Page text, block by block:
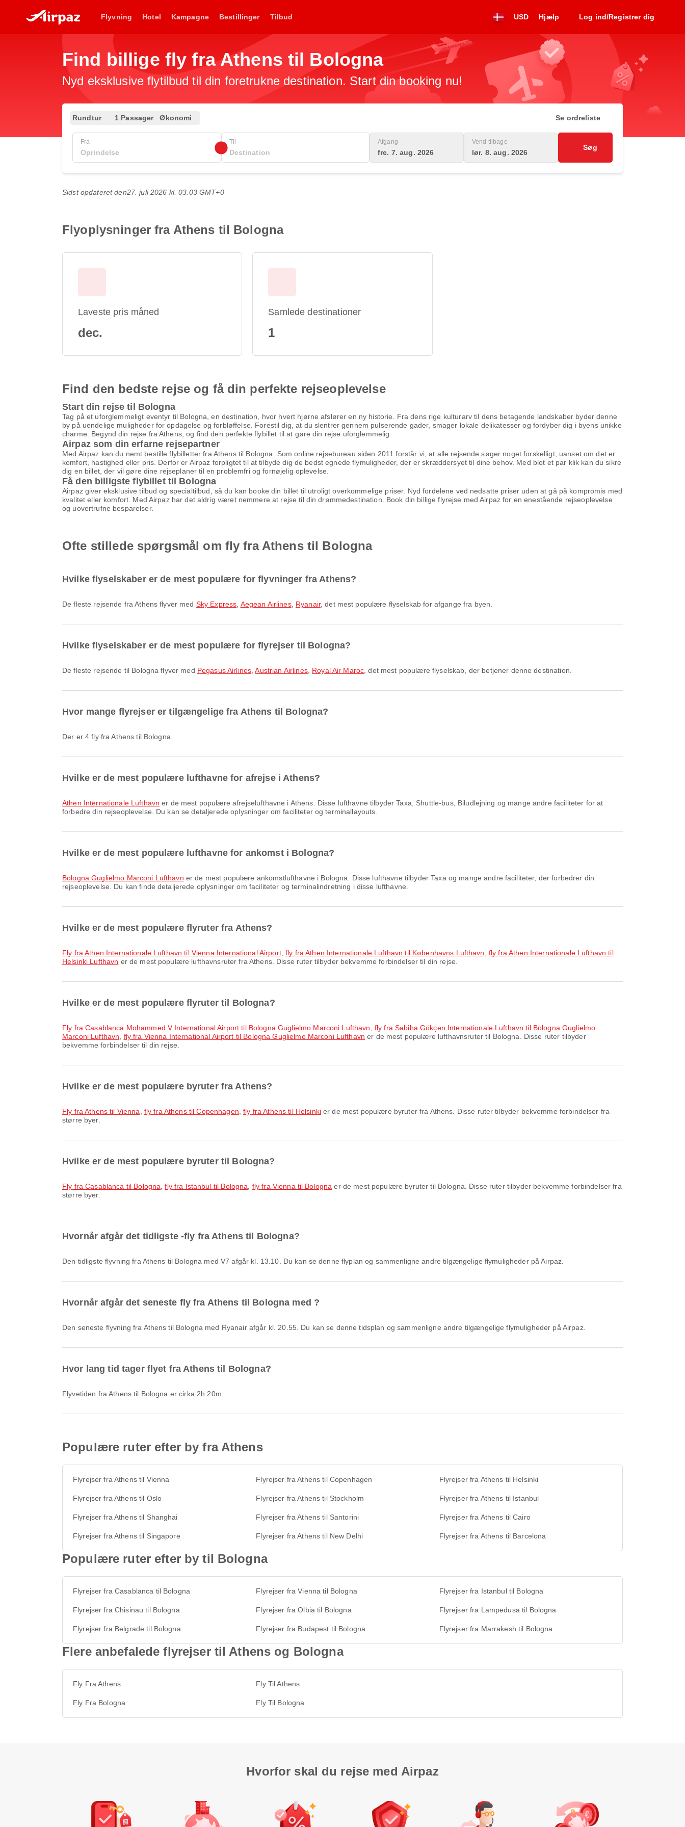
Flyvning Hotel Kampagne Bestillinger Tilbud USD Hjælp Log ind/Registrer dig
Find billige fly fra Athens til Bologna
Nyd eksklusive flytilbud til din foretrukne destination. Start din booking nu!
Rundtur 1 Passager Økonomi Se ordreliste
Fra Til Afgang
fre. 7. aug. 2026
Vend tilbage
lør. 8. aug. 2026
Søg
Sidst opdateret den27. juli 2026 kl. 03.03 GMT+0
Flyoplysninger fra Athens til Bologna
Laveste pris måned
dec.
Samlede destinationer
1
Find den bedste rejse og få din perfekte rejseoplevelse
Start din rejse til Bologna
Tag på et uforglemmeligt eventyr til Bologna, en destination, hvor hvert hjørne afslører en ny historie. Fra dens rige kulturarv til dens betagende landskaber byder denne
by på uendelige muligheder for opdagelse og forbløffelse. Forestil dig, at du slentrer gennem pulserende gader, smager lokale delikatesser og fordyber dig i byens unikke
charme. Begynd din rejse fra Athens, og find den perfekte flybillet til at gøre din rejse uforglemmelig.
Airpaz som din erfarne rejsepartner
Med Airpaz kan du nemt bestille flybilletter fra Athens til Bologna. Som online rejsebureau siden 2011 forstår vi, at alle rejsende søger noget forskelligt, uanset om det er
komfort, hastighed eller pris. Derfor er Airpaz forpligtet til at tilbyde dig de bedst egnede flymuligheder, der er skræddersyet til dine behov. Med blot et par klik kan du sikre
dig en billet, der vil gøre dine rejseplaner til en problemfri og fornøjelig oplevelse.
Få den billigste flybillet til Bologna
Airpaz giver eksklusive tilbud og specialtilbud, så du kan booke din billet til utroligt overkommelige priser. Nyd fordelene ved nedsatte priser uden at gå på kompromis med
kvalitet eller komfort. Med Airpaz har det aldrig været nemmere at rejse til din drømmedestination. Book din billige flyrejse med Airpaz for en enestående rejseoplevelse
og uovertrufne besparelser.
Ofte stillede spørgsmål om fly fra Athens til Bologna
Hvilke flyselskaber er de mest populære for flyvninger fra Athens?
De fleste rejsende fra Athens flyver med Sky Express Aegean Airlines, Ryanair, det mest populære flyselskab for afgange fra byen.
Hvilke flyselskaber er de mest populære for flyrejser til Bologna?
De fleste rejsende til Bologna flyver med Pegasus Airlines ,Austrian Airlines, Royal Air Maroc , det mest populære flyselskab, der betjener denne destination.
Hvor mange flyrejser er tilgængelige fra Athens til Bologna?
Der er 4 fly fra Athens til Bologna.
Hvilke er de mest populære lufthavne for afrejse i Athens?
Athen Internationale Lufthavn er de mest populære afrejselufthavne i Athens. Disse lufthavne tilbyder Taxa, Shuttle-bus, Biludlejning og mange andre faciliteter for at
forbedre din rejseoplevelse. Du kan se detaljerede oplysninger om faciliteter og terminallayouts.
Hvilke er de mest populære lufthavne for ankomst i Bologna?
Bologna Guglielmo Marconi Lufthavn er de mest populære ankomstlufthavne i Bologna. Disse lufthavne tilbyder Taxa og mange andre faciliteter, der forbedrer din
rejseoplevelse. Du kan finde detaljerede oplysninger om faciliteter og terminalindretning i disse lufthavne.
Hvilke er de mest populære flyruter fra Athens?
fly fra Athen Internationale Lufthavn til Vienna International Airport,fly fra Athen Internationale Lufthavn til Københavns Lufthavn
fly fra Athen Internationale Lufthavn til
Helsinki Lufthavn er de mest populære lufthavnsruter fra Athens. Disse ruter tilbyder bekvemme forbindelser til din rejse.
Hvilke er de mest populære flyruter til Bologna?
fly fra Casablanca Mohammed V International Airport til Bologna Guglielmo Marconi Lufthavn
fly fra Sabiha Gökçen Internationale Lufthavn til Bologna Guglielmo
Marconi Lufthavn
fly fra Vienna International Airport til Bologna Guglielmo Marconi Lufthavn er de mest populære lufthavnsruter til Bologna. Disse ruter tilbyder
bekvemme forbindelser til din rejse.
Hvilke er de mest populære byruter fra Athens?
fly fra Athens til Vienna fly fra Athens til Copenhagen ,fly fra Athens til Helsinkier de mest populære byruter fra Athens. Disse ruter tilbyder bekvemme forbindelser fra
større byer.
Hvilke er de mest populære byruter til Bologna?
fly fra Casablanca til Bologna ,fly fra Istanbul til Bologna fly fra Vienna til Bologna er de mest populære byruter til Bologna. Disse ruter tilbyder bekvemme forbindelser fra
større byer.
Hvornår afgår det tidligste -fly fra Athens til Bologna?
Den tidligste flyvning fra Athens til Bologna med V7 afgår kl. 13.10. Du kan se denne flyplan og sammenligne andre tilgængelige flymuligheder på Airpaz.
Hvornår afgår det seneste fly fra Athens til Bologna med ?
Den seneste flyvning fra Athens til Bologna med Ryanair afgår kl. 20.55. Du kan se denne tidsplan og sammenligne andre tilgængelige flymuligheder på Airpaz.
Hvor lang tid tager flyet fra Athens til Bologna?
Flyvetiden fra Athens til Bologna er cirka 2h 20m.
Populære ruter efter by fra Athens
Flyrejser fra Athens til Vienna Flyrejser fra Athens til Copenhagen Flyrejser fra Athens til Helsinki
Flyrejser fra Athens til Oslo Flyrejser fra Athens til Stockholm Flyrejser fra Athens til Istanbul
Flyrejser fra Athens til Shanghai Flyrejser fra Athens til Santorini Flyrejser fra Athens til Cairo
Flyrejser fra Athens til Singapore Flyrejser fra Athens til New Delhi Flyrejser fra Athens til Barcelona
Populære ruter efter by til Bologna
Flyrejser fra Casablanca til Bologna Flyrejser fra Vienna til Bologna Flyrejser fra Istanbul til Bologna
Flyrejser fra Chisinau til Bologna Flyrejser fra Olbia til Bologna Flyrejser fra Lampedusa til Bologna
Flyrejser fra Belgrade til Bologna Flyrejser fra Budapest til Bologna Flyrejser fra Marrakesh til Bologna
Flere anbefalede flyrejser til Athens og Bologna
Fly Fra Athens
Fly Fra Bologna
Fly Til Athens
Fly Til Bologna
Hvorfor skal du rejse med Airpaz